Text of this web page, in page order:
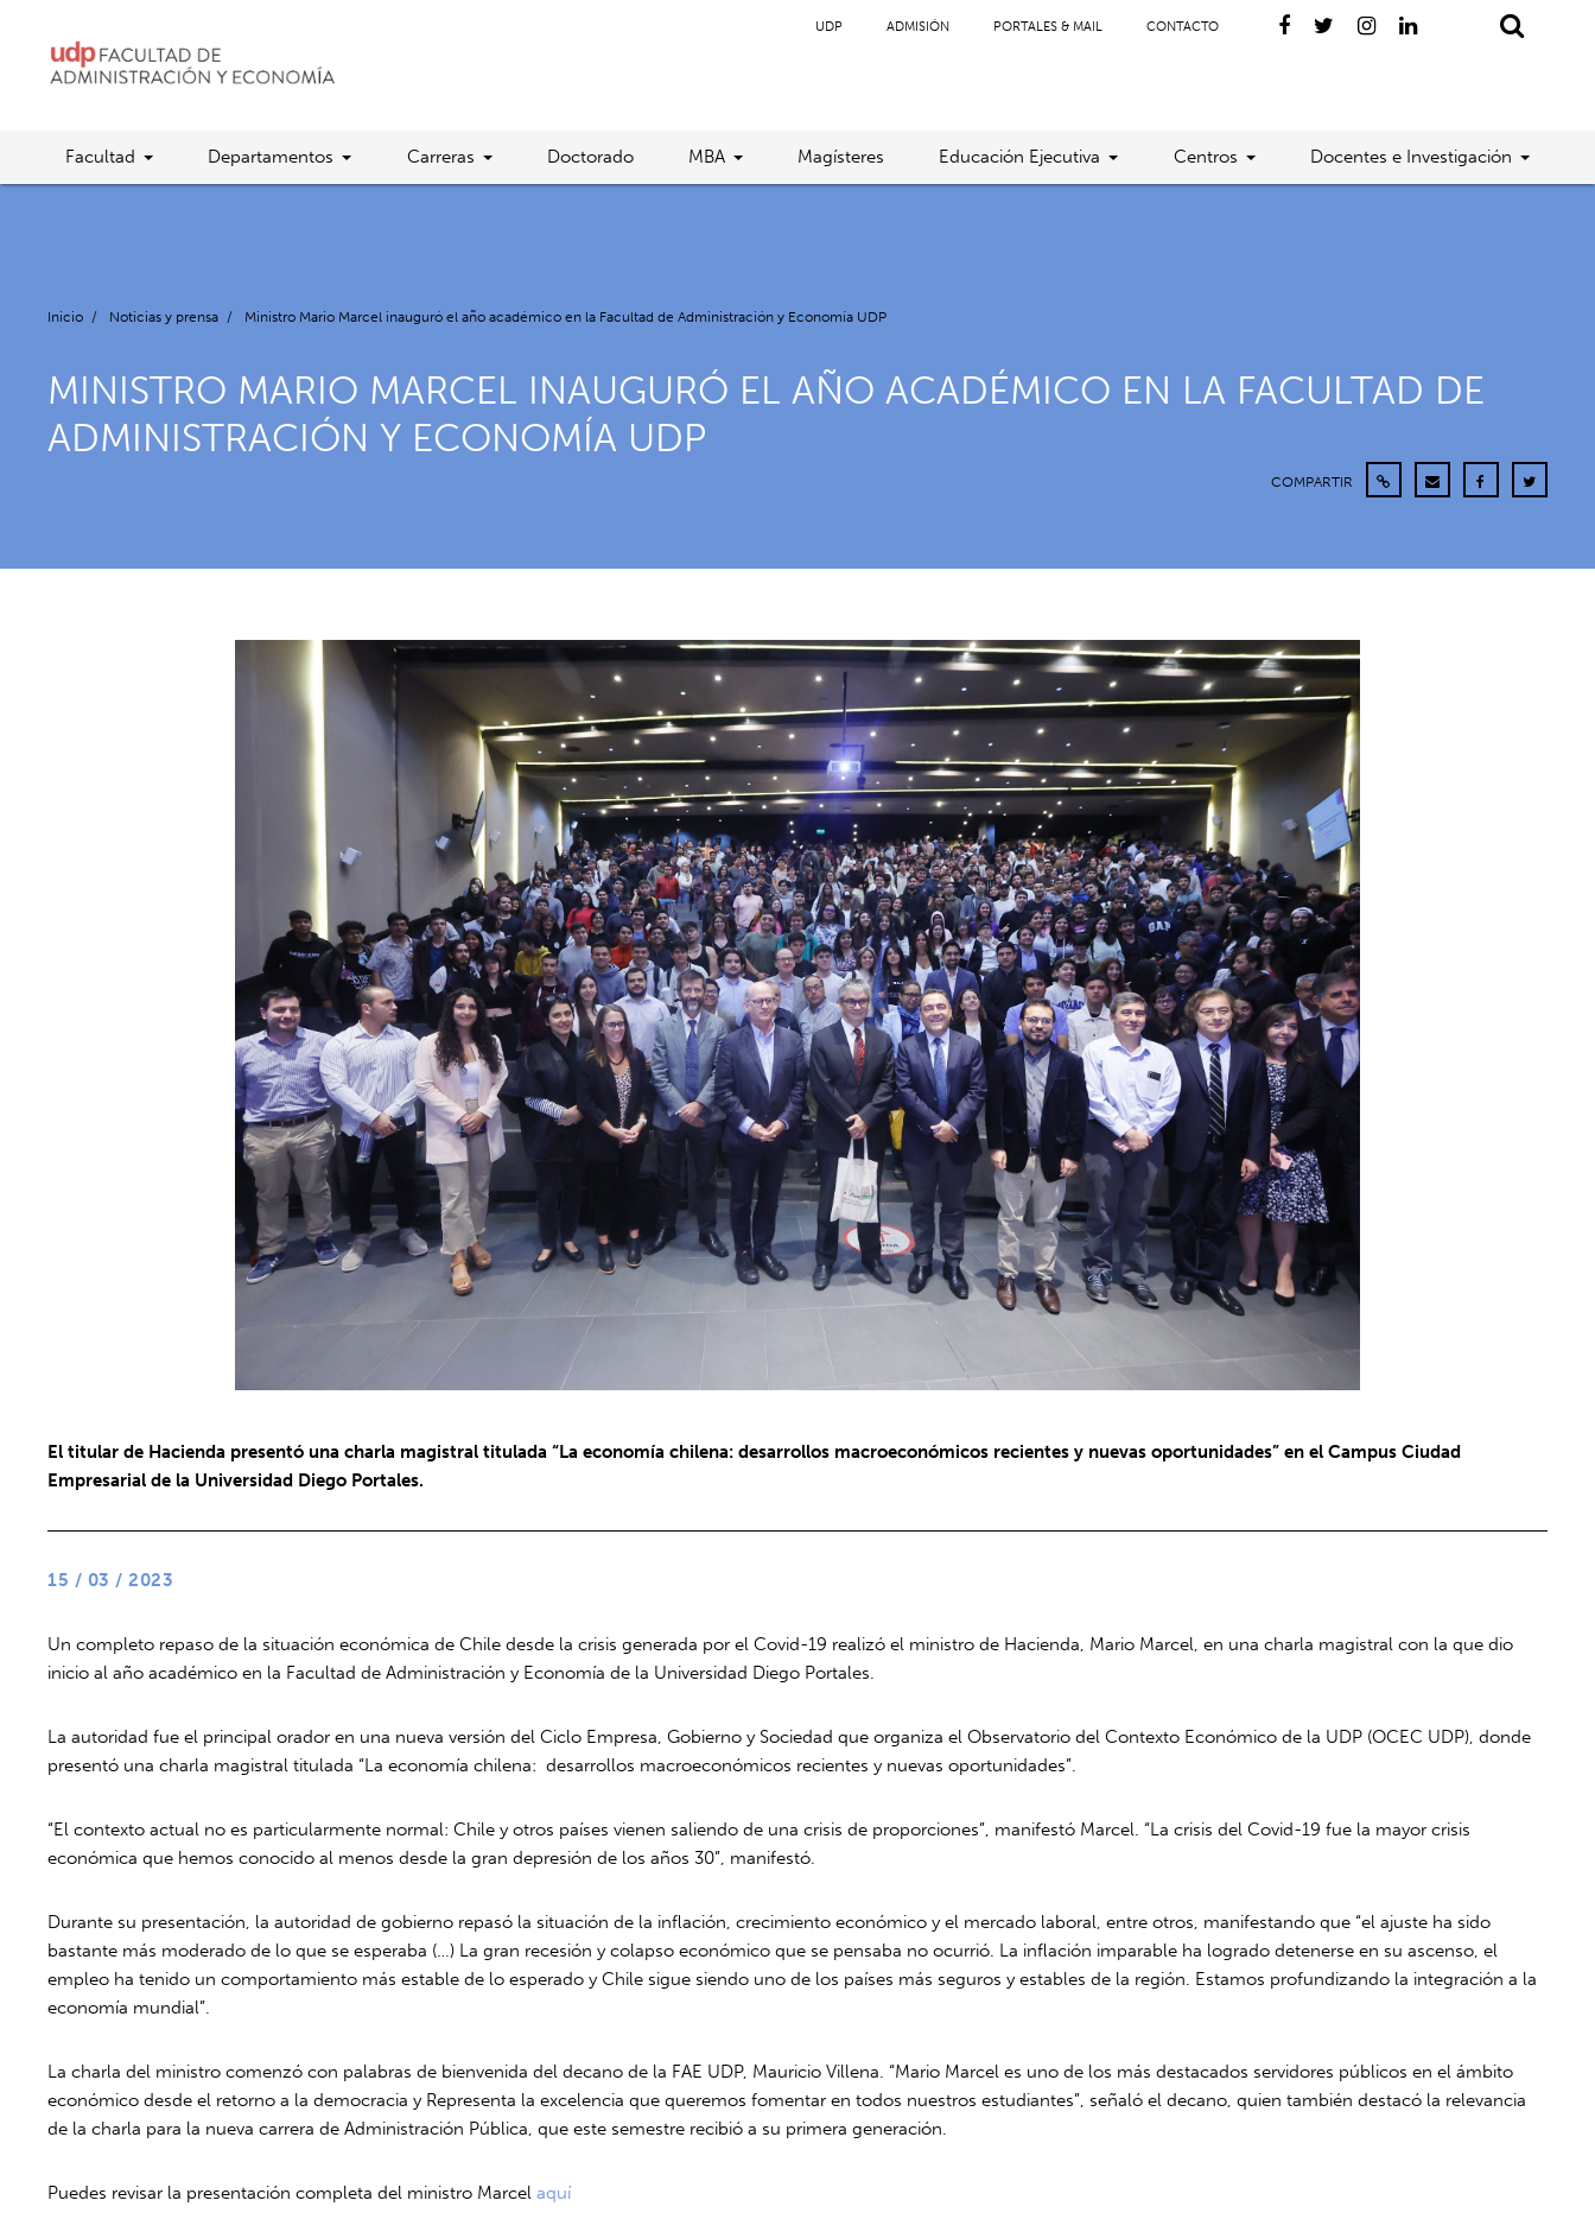
UDP ADMISIÓN PORTALES & MAIL CONTACTO
Facultad Departamentos Carreras Doctorado MBA Magísteres Educación Ejecutiva Centros Docentes e Investigación
Inicio / Noticias y prensa / Ministro Mario Marcel inauguró el año académico en la Facultad de Administración y Economía UDP
MINISTRO MARIO MARCEL INAUGURÓ EL AÑO ACADÉMICO EN LA FACULTAD DE
ADMINISTRACIÓN Y ECONOMÍA UDP
COMPARTIR
El titular de Hacienda presentó una charla magistral titulada “La economía chilena: desarrollos macroeconómicos recientes y nuevas oportunidades” en el Campus Ciudad
Empresarial de la Universidad Diego Portales.
15 / 03 / 2023
Un completo repaso de la situación económica de Chile desde la crisis generada por el Covid-19 realizó el ministro de Hacienda, Mario Marcel, en una charla magistral con la que dio
inicio al año académico en la Facultad de Administración y Economía de la Universidad Diego Portales.
La autoridad fue el principal orador en una nueva versión del Ciclo Empresa, Gobierno y Sociedad que organiza el Observatorio del Contexto Económico de la UDP (OCEC UDP), donde
presentó una charla magistral titulada “La economía chilena: desarrollos macroeconómicos recientes y nuevas oportunidades”.
“El contexto actual no es particularmente normal: Chile y otros países vienen saliendo de una crisis de proporciones”, manifestó Marcel. “La crisis del Covid-19 fue la mayor crisis
económica que hemos conocido al menos desde la gran depresión de los años 30”, manifestó.
Durante su presentación, la autoridad de gobierno repasó la situación de la inflación, crecimiento económico y el mercado laboral, entre otros, manifestando que “el ajuste ha sido
bastante más moderado de lo que se esperaba (…) La gran recesión y colapso económico que se pensaba no ocurrió. La inflación imparable ha logrado detenerse en su ascenso, el
empleo ha tenido un comportamiento más estable de lo esperado y Chile sigue siendo uno de los países más seguros y estables de la región. Estamos profundizando la integración a la
economía mundial”.
La charla del ministro comenzó con palabras de bienvenida del decano de la FAE UDP, Mauricio Villena. “Mario Marcel es uno de los más destacados servidores públicos en el ámbito
económico desde el retorno a la democracia y Representa la excelencia que queremos fomentar en todos nuestros estudiantes”, señaló el decano, quien también destacó la relevancia
de la charla para la nueva carrera de Administración Pública, que este semestre recibió a su primera generación.
Puedes revisar la presentación completa del ministro Marcelaquí